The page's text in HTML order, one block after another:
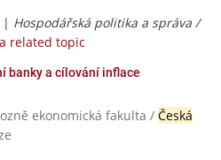
| Hospodářská politika a správa /
related topic
banky a cílování inflace
ekonomická fakulta / Česká